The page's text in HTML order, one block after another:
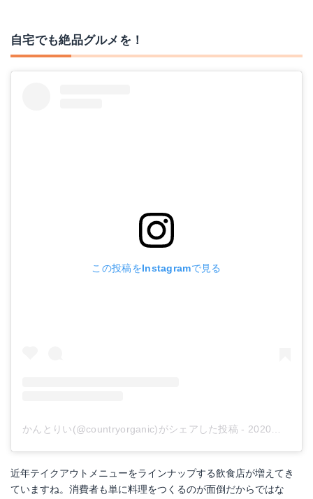
自宅でも絶品グルメを！
この投稿をInstagramで見る
かんとりい(@countryorganic)がシェアした投稿 - 2020年 3月月21日午後7時04分PDT
近年テイクアウトメニューをラインナップする飲食店が増えてき
ていますね。消費者も単に料理をつくるのが面倒だからではな